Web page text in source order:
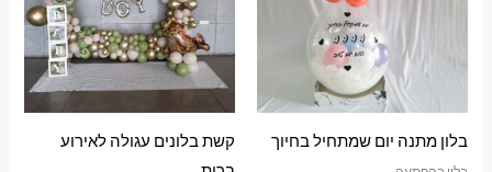
בלון מתנה יום שמתחיל בחיוך
קשת בלונים עגולה לאירוע